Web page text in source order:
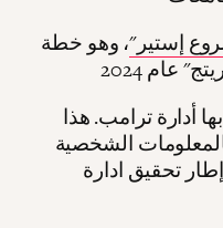
إستير"، وهو خطة
أدارة ترامب. هذا
الشخصية
إطار تحقيق ادارة